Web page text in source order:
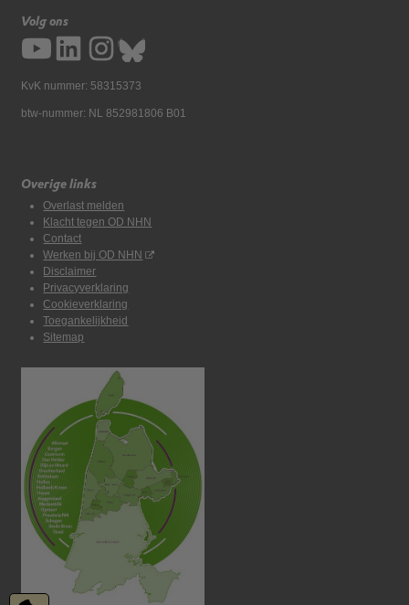
Volg ons
KvK nummer: 58315373
btw-nummer: NL 852981806 B01
Overige links
Overlast melden
Klacht tegen OD NHN
Contact
Werken bij OD NHN
Disclaimer
Privacyverklaring
Cookieverklaring
Toegankelijkheid
Sitemap